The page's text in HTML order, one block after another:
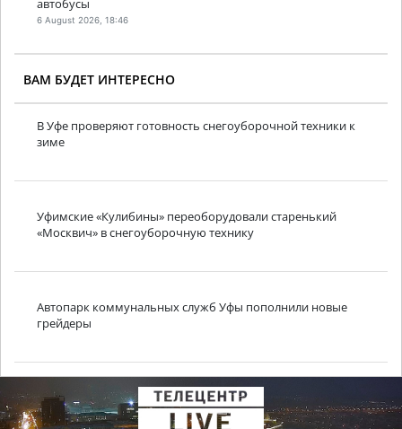
автобусы
6 August 2026, 18:46
ВАМ БУДЕТ ИНТЕРЕСНО
В Уфе проверяют готовность снегоуборочной техники к
зиме
Уфимские «Кулибины» переоборудовали старенький
«Москвич» в снегоуборочную технику
Автопарк коммунальных служб Уфы пополнили новые
грейдеры